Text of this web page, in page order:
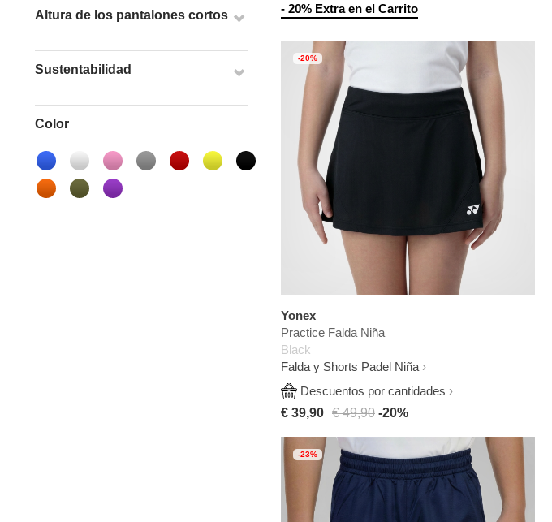
Altura de los pantalones cortos
Sustentabilidad
Color
- 20% Extra en el Carrito
-20%
Yonex
Practice Falda Niña
Black
Falda y Shorts Padel Niña
Descuentos por cantidades
€ 39,90 € 49,90 -20%
-23%